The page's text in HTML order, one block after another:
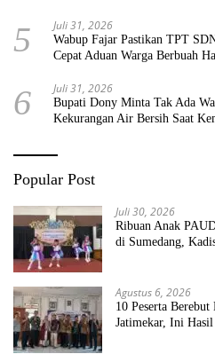
5 Juli 31, 2026
Wabup Fajar Pastikan TPT
Cepat Aduan Warga Berbuah
6 Juli 31, 2026
Bupati Dony Minta Tak Ada
Kekurangan Air Bersih Saat
Popular Post
Juli 30, 2026
Ribuan Anak
di Sumedang,
Agustus 6, 2026
10 Peserta Berebut
Jatimekar, Ini